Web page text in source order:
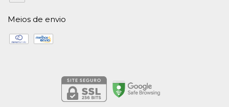
Meios de envio